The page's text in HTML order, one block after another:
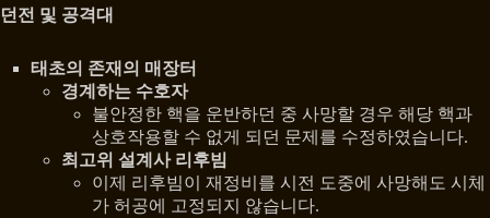
던전 및 공격대
태초의 존재의 매장터
경계하는 수호자
불안정한 핵을 운반하던 중 사망할 경우 해당 핵과
상호작용할 수 없게 되던 문제를 수정하였습니다.
최고위 설계사 리후빔
이제 리후빔이 재정비를 시전 도중에 사망해도 시체
가 허공에 고정되지 않습니다.